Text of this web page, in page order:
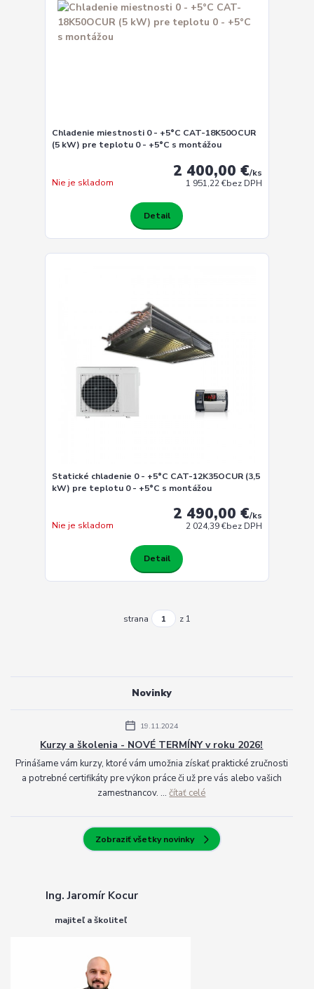
Chladenie miestnosti 0 - +5°C CAT-18K50OCUR
(5 kW) pre teplotu 0 - +5°C s montážou
2 400,00 €/ks
1 951,22 €bez DPH
Nie je skladom
Detail
Statické chladenie 0 - +5°C CAT-12K35OCUR (3,5
kW) pre teplotu 0 - +5°C s montážou
2 490,00 €/ks
2 024,39 €bez DPH
Nie je skladom
Detail
strana z 1
Novinky
19.11.2024
Kurzy a školenia - NOVÉ TERMÍNY v roku 2026!
Prinášame vám kurzy, ktoré vám umožnia získať praktické zručnosti
a potrebné certifikáty pre výkon práce či už pre vás alebo vašich
zamestnancov. ...čítať celé
Zobraziť všetky novinky
Ing. Jaromír Kocur
majiteľ a školiteľ